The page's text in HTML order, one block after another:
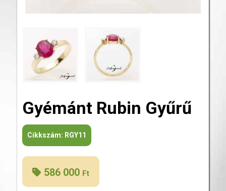
Gyémánt Rubin Gyűrű
Cikkszám: RGY11
586 000 Ft